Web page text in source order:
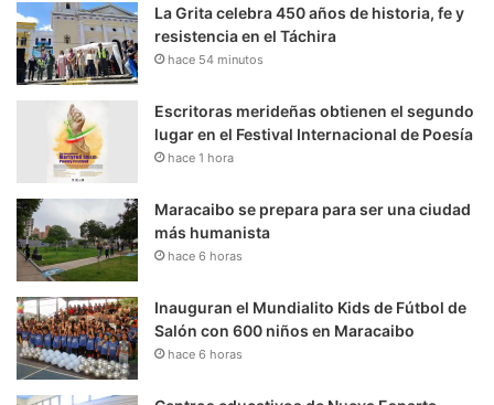
La Grita celebra 450 años de historia, fe y
resistencia en el Táchira
hace 54 minutos
Escritoras merideñas obtienen el segundo
lugar en el Festival Internacional de Poesía
hace 1 hora
Maracaibo se prepara para ser una ciudad
más humanista
hace 6 horas
Inauguran el Mundialito Kids de Fútbol de
Salón con 600 niños en Maracaibo
hace 6 horas